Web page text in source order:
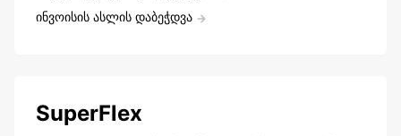
ინვოისის ასლის დაბეჭდვა
SuperFlex